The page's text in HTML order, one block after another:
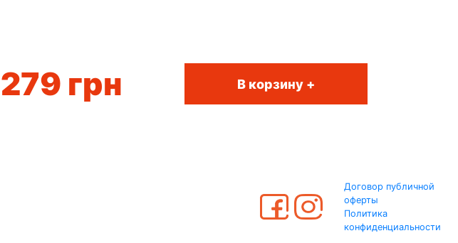
279 грн В корзину +
Договор публичной
оферты
Политика
конфиденциальности